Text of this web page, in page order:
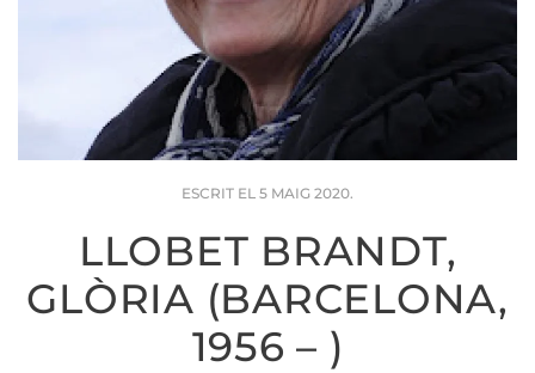
ESCRIT EL 5 MAIG 2020.
LLOBET BRANDT,
GLÒRIA (BARCELONA,
1956 – )